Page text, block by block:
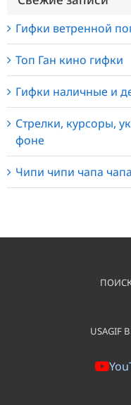
Гифки ветренной
Топ Ган кино гифки
Гифки наличные и
Стрелки, курсоры,
фоне
Чипи чипи чапа
USAGIF